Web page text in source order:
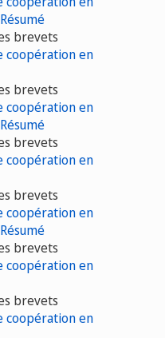
brevets
coopération en
brevets
coopération en
brevets
coopération en
brevets
coopération en
brevets
coopération en
brevets
coopération en